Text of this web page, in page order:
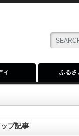
ィ ふるさ
プ記事